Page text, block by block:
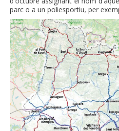
parc o a un poliesportiu, per